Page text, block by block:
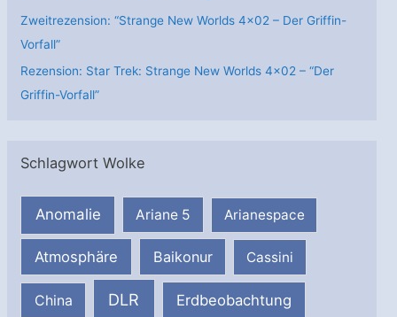
Zweitrezension: “Strange New Worlds 4×02 – Der Griffin-
Vorfall”
Rezension: Star Trek: Strange New Worlds 4×02 – “Der
Griffin-Vorfall”
Schlagwort Wolke
Anomalie Ariane 5 Arianespace
Atmosphäre Baikonur Cassini
China DLR Erdbeobachtung